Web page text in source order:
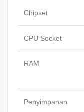
Chipset
CPU Socket
RAM
Penyimpanan